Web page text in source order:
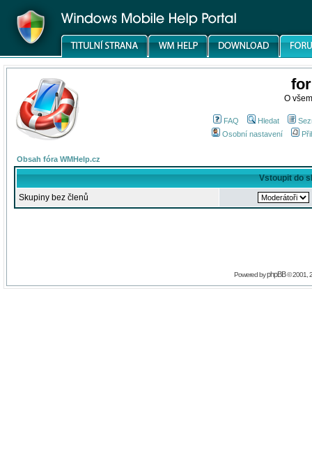
O
FAQ Hledat
Osobní nastavení
Obsah fóra WMHelp.cz
Vstoupit do
Skupiny bez členů
Powered byphpBB© 2001,